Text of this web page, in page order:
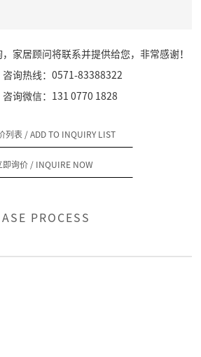
家居顾问将联系并提供给您，非常感谢！
询热线：0571-83388322
询微信：131 0770 1828
列表 / ADD TO INQUIRY LIST
即询价 / INQUIRE NOW
PROCESS